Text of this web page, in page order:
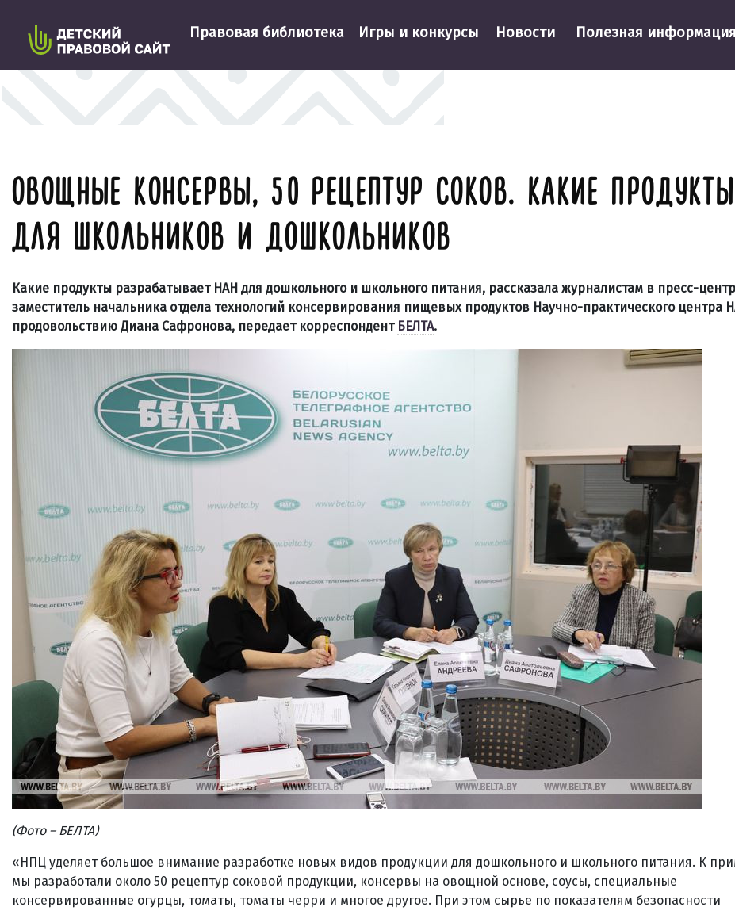
Правовая библиотека Игры и конкурсы Новости Полезная информация
ОВОЩНЫЕ КОНСЕРВЫ, 50 РЕЦЕПТУР СОКОВ. КАКИЕ
ДЛЯ ШКОЛЬНИКОВ И ДОШКОЛЬНИКОВ
Какие продукты разрабатывает НАН для дошкольного и школьного питания, рассказала журналистам в пресс-
заместитель начальника отдела технологий консервирования пищевых продуктов Научно-практического центра
продовольствию Диана Сафронова, передает корреспондент БЕЛТА.
(Фото – БЕЛТА)
«НПЦ уделяет большое внимание разработке новых видов продукции для дошкольного и школьного питания. К
мы разработали около 50 рецептур соковой продукции, консервы на овощной основе, соусы, специальные
консервированные огурцы, томаты, томаты черри и многое другое. При этом сырье по показателям безопасности